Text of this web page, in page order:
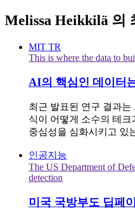
Melissa Heikkilä 의
MIT TR
This is where the data to
AI의 핵심인 데이터
최근 발표된 연구 결과
식이 어떻게 소수의 테
중심성을 심화시키고 있
인공지능
The US Department of
detection
미국 국방부도 딥페